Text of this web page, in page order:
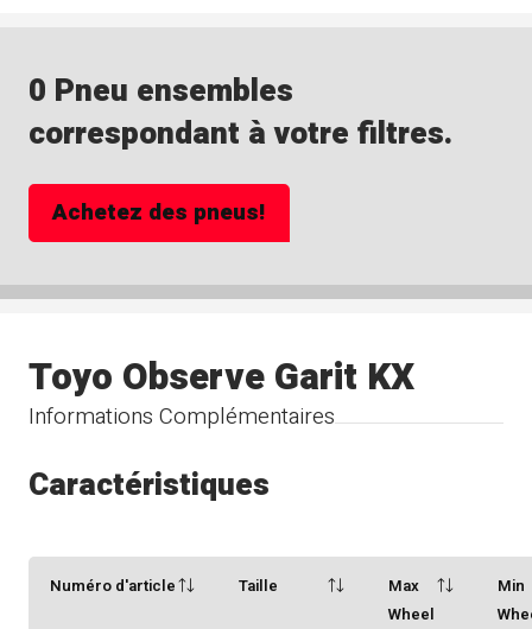
0 Pneu ensembles
correspondant à votre filtres.
Achetez des pneus!
Informations Complémentaires
Toyo Observe Garit KX
Caractéristiques
Numéro d'article Taille
Max
Wheel
Min